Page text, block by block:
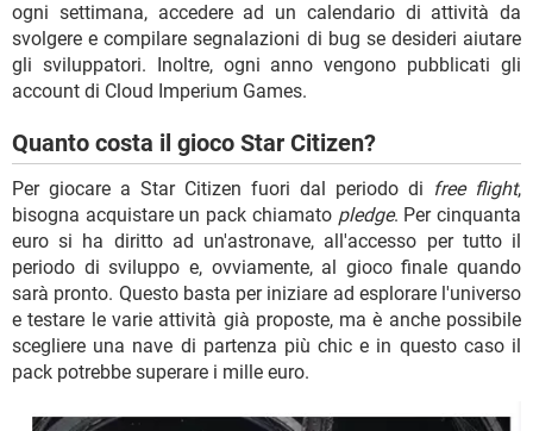
ogni settimana, accedere ad un calendario di attività da
svolgere e compilare segnalazioni di bug se desideri aiutare
gli sviluppatori. Inoltre, ogni anno vengono pubblicati gli
account di Cloud Imperium Games.
Quanto costa il gioco Star Citizen?
Per giocare a Star Citizen fuori dal periodo di free flight,
bisogna acquistare un pack chiamato pledge. Per cinquanta
euro si ha diritto ad un'astronave, all'accesso per tutto il
periodo di sviluppo e, ovviamente, al gioco finale quando
sarà pronto. Questo basta per iniziare ad esplorare l'universo
e testare le varie attività già proposte, ma è anche possibile
scegliere una nave di partenza più chic e in questo caso il
pack potrebbe superare i mille euro.